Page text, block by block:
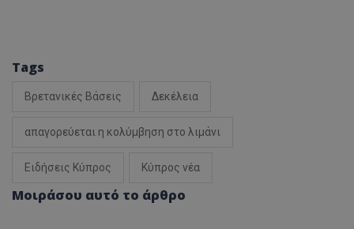
Tags
Βρετανικές Βάσεις Δεκέλεια
απαγορεύεται η κολύμβηση στο λιμάνι
Ειδήσεις Κύπρος Κύπρος νέα
Μοιράσου αυτό το άρθρο